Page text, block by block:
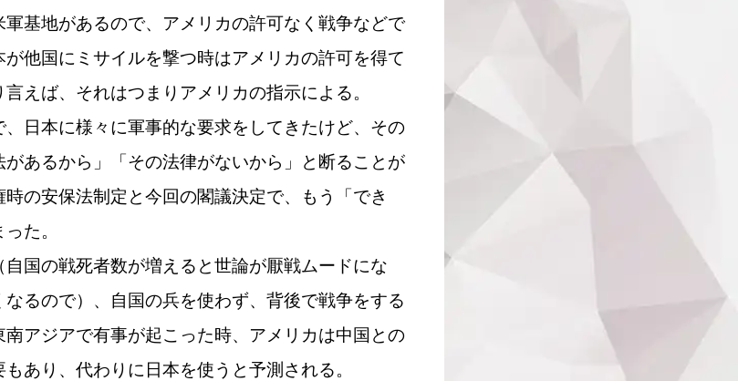
基地があるので、アメリカの許可なく戦争などで
が他国にミサイルを撃つ時はアメリカの許可を得て
えば、それはつまりアメリカの指示による。
日本に様々に軍事的な要求をしてきたけど、その
があるから」「その法律がないから」と断ることが
の安保法制定と今回の閣議決定で、もう「でき
た。
国の戦死者数が増えると世論が厭戦ムードにな
なるので）、自国の兵を使わず、背後で戦争をする
アジアで有事が起こった時、アメリカは中国との
あり、代わりに日本を使うと予測される。